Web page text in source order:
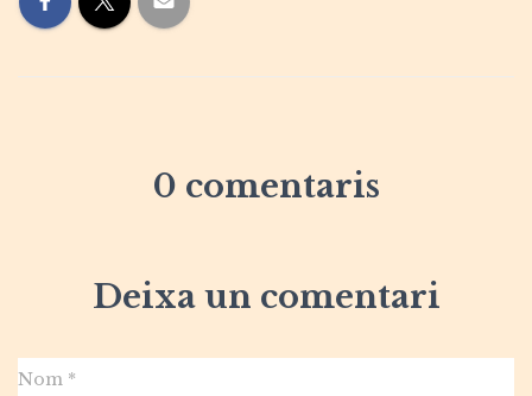
0 comentaris
Deixa un comentari
Nom *